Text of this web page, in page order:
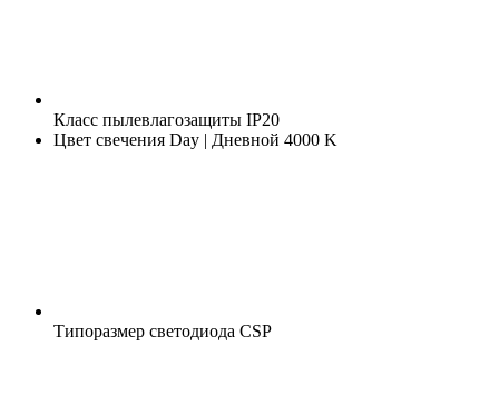
Класс пылевлагозащиты IP20
Цвет свечения Day | Дневной 4000 K
Типоразмер светодиода CSP